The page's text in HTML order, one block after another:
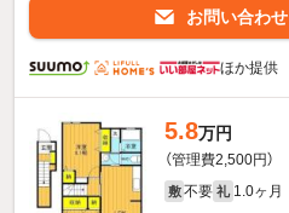
お問い合わせ
ほか提供
5.8万円
（管理費2,500円）
敷 不要 礼 1.0ヶ月